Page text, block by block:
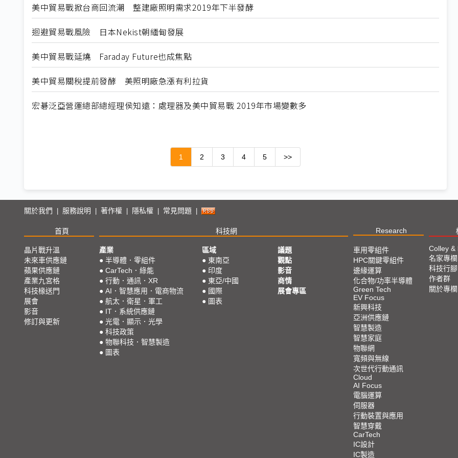
美中貿易戰掀台商回流潮 整建廠照明需求2019年下半發酵
迴避貿易戰風險 日本Nekist朝緬甸發展
美中貿易戰延燒 Faraday Future也成焦點
美中貿易關稅提前發酵 美照明廠急漲有利拉貨
宏碁泛亞營運總部總經理侯知遠：處理器及美中貿易戰 2019年市場變數多
1 2 3 4 5 >>
關於我們 服務說明 著作權 隱私權 常見問題
首頁 科技網 Research
晶片戰升溫
未來車供應鏈
蘋果供應鏈
產業九宮格
科技椽送門
展會
影音
修訂與更新
產業
● 半導體．零組件
● CarTech．綠能
● 行動．通訊．XR
● AI．智慧應用．電商物流
● 航太．衛星．軍工
● IT．系統供應鏈
● 光電．顯示．光學
● 科技政策
● 物聯科技．智慧製造
● 圖表
區域
● 東南亞
● 印度
● 東亞/中國
● 國際
● 圖表
議題
觀點
影音
商情
展會專區
車用零組件
HPC關鍵零組件
邊緣運算
化合物/功率半導體
Green Tech
EV Focus
新興科技
亞洲供應鏈
智慧製造
智慧家庭
物聯網
寬頻與無線
次世代行動通訊
Cloud
AI Focus
電腦運算
伺服器
行動裝置與應用
智慧穿戴
CarTech
IC設計
IC製造
Colley &
名家專欄
科技行腳
作者群
關於專欄